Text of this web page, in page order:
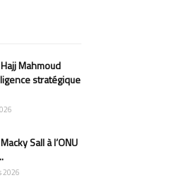
Mahmoud
stratégique
Sall à l’ONU
2026